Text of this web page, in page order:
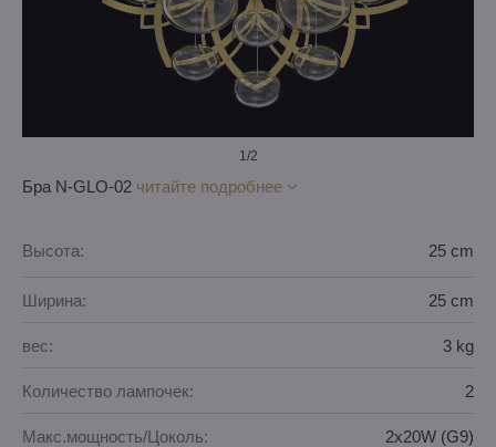
1/2
Бра N-GLO-02 читайте подробнее
Высота: 25 cm
Ширина: 25 cm
вес: 3 kg
Количество лампочек: 2
Макс.мощность/Цоколь: 2x20W (G9)